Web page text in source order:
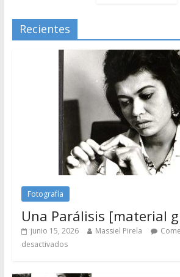
Recientes
Fotografía
Una Parálisis [material
junio 15, 2026 Massiel Pirela
desactivados